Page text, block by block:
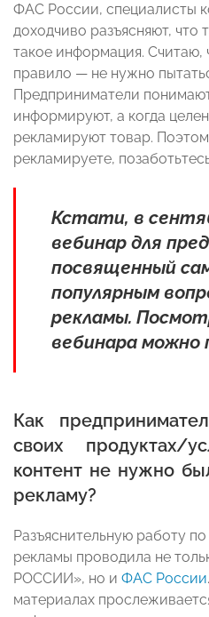
ФАС России, специалисты
доходчиво разъясняют, что
такое информация. Считаю,
правило — не нужно
Предприниматели
информируют, а когда
рекламируют товар.
рекламируете,
Кстати, в
вебинар для
посвященный
популярным
рекламы.
вебинара можно
Как
своих продуктах/
контент не нужно
рекламу?
Разъяснительную работу
рекламы проводила не
РОССИИ», но и ФАС России
материалах